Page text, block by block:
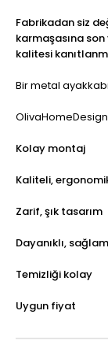
Fabrikadan siz
karmaşasına
kalitesi
Bir metal
OlivaHomeDesign
Kolay montaj
Kaliteli,
Zarif, şık tasarım
Dayanıklı,
Temizliği kolay
Uygun fiyat